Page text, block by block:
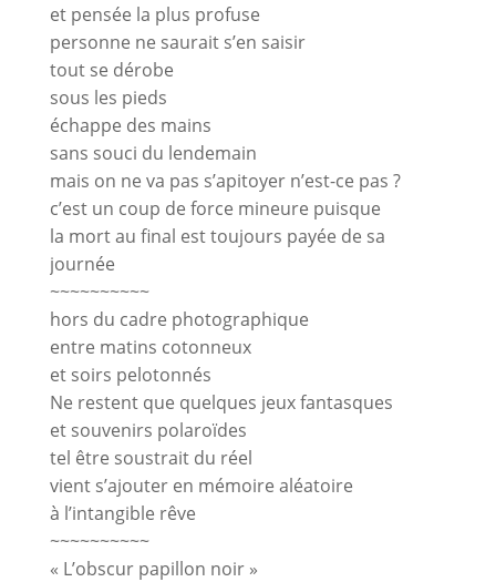
et pensée la plus profuse
personne ne saurait s’en saisir
tout se dérobe
sous les pieds
échappe des mains
sans souci du lendemain
mais on ne va pas s’apitoyer n’est-ce pas ?
c’est un coup de force mineure puisque
la mort au final est toujours payée de sa
journée
~~~~~~~~~~
hors du cadre photographique
entre matins cotonneux
et soirs pelotonnés
Ne restent que quelques jeux fantasques
et souvenirs polaroïdes
tel être soustrait du réel
vient s’ajouter en mémoire aléatoire
à l’intangible rêve
~~~~~~~~~~
« L’obscur papillon noir »